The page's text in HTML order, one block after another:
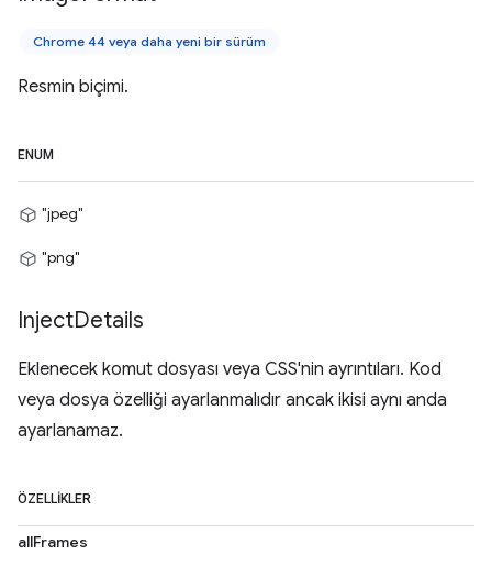
Chrome 44 veya daha yeni bir sürüm
Resmin biçimi.
ENUM
"jpeg"
"png"
InjectDetails
Eklenecek komut dosyası veya CSS'nin ayrıntıları. Kod
veya dosya özelliği ayarlanmalıdır ancak ikisi aynı anda
ayarlanamaz.
ÖZELLIKLER
allFrames